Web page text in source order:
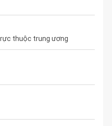
thuộc trung ương